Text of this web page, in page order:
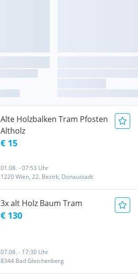
Alte Holzbalken Tram Pfosten
Altholz
€ 15
01.08. - 07:53 Uhr
1220 Wien, 22. Bezirk, Donaustadt
3x alt Holz Baum Tram
€ 130
07.08. - 17:30 Uhr
8344 Bad Gleichenberg